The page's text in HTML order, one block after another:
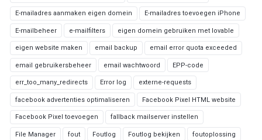
E-mailadres aanmaken eigen domein E-mailadres toevoegen iPhone
E-mailbeheer e-mailfilters eigen domein gebruiken met lovable
eigen website maken email backup email error quota exceeded
email gebruikersbeheer email wachtwoord EPP-code
err_too_many_redirects Error log externe-requests
facebook advertenties optimaliseren Facebook Pixel HTML website
Facebook Pixel toevoegen fallback mailserver instellen
File Manager fout Foutlog Foutlog bekijken foutoplossing